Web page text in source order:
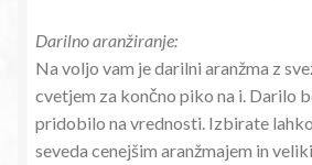
Darilno aranžiranje:
Na voljo vam je darilni aranžma z
cvetjem za končno piko na i. Darilo
pridobilo na vrednosti. Izbirate
seveda cenejšim aranžmajem in